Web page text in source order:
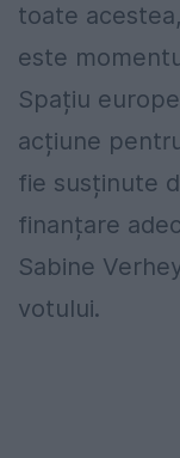
toate
este
Spațiu
acțiune
fie susținute
finanțare
Sabine
votului.